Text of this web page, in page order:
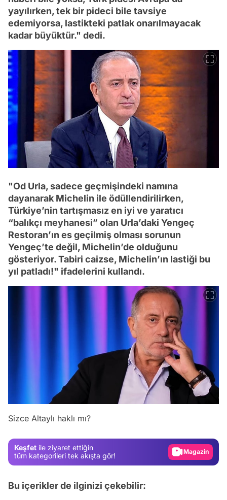
yayılırken, tek bir pideci bile tavsiye
edemiyorsa, lastikteki patlak onarılmayacak
kadar büyüktür." dedi.
"Od Urla, sadece geçmişindeki namına
dayanarak Michelin ile ödüllendirilirken,
Türkiye’nin tartışmasız en iyi ve yaratıcı
“balıkçı meyhanesi” olan Urla’daki Yengeç
Restoran’ın es geçilmiş olması sorunun
Yengeç’te değil, Michelin’de olduğunu
gösteriyor. Tabiri caizse, Michelin’ın lastiği bu
yıl patladı!" ifadelerini kullandı.
Sizce Altaylı haklı mı?
Keşfet ile ziyaret ettiğin
tüm kategorileri tek akışta gör!
Magazin
Bu içerikler de ilginizi çekebilir: